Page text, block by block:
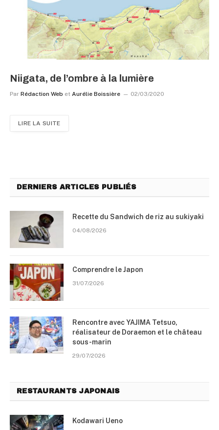
Niigata, de l’ombre à la lumière
Par Rédaction Web et Aurélie Boissière 02/03/2020
LIRE LA SUITE
DERNIERS ARTICLES PUBLIÉS
Recette du Sandwich de riz au sukiyaki
04/08/2026
Comprendre le Japon
31/07/2026
Rencontre avec YAJIMA Tetsuo,
réalisateur de Doraemon et le château
sous-marin
29/07/2026
RESTAURANTS JAPONAIS
Kodawari Ueno